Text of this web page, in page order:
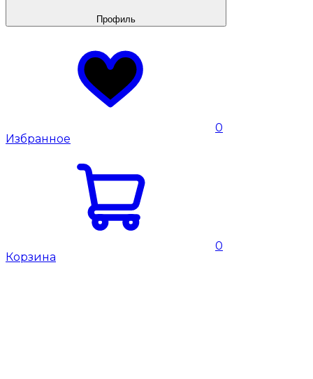
Профиль
0
Избранное
0
Корзина